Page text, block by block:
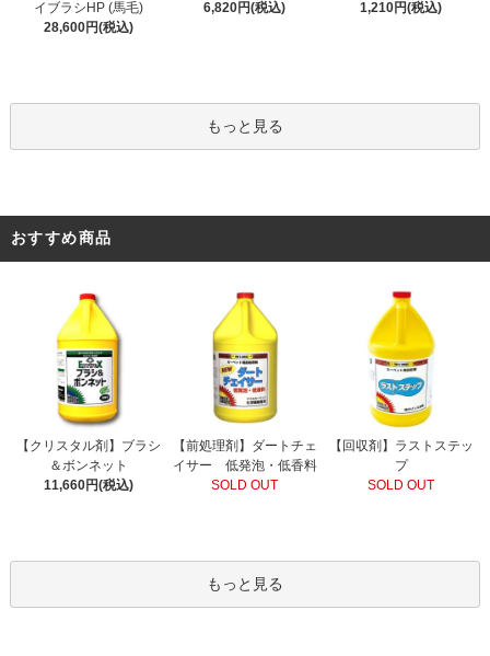
イブラシHP (馬毛)
28,600円(税込)
6,820円(税込)
1,210円(税込)
もっと見る
おすすめ商品
【クリスタル剤】ブラシ
＆ボンネット
11,660円(税込)
【前処理剤】ダートチェ
イサー 低発泡・低香料
SOLD OUT
【回収剤】ラストステッ
プ
SOLD OUT
もっと見る